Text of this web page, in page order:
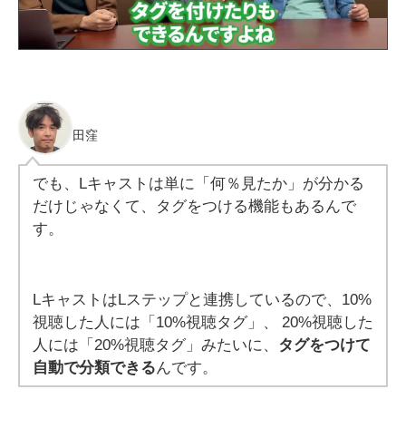
田窪
でも、Lキャストは単に「何％見たか」が分かる
だけじゃなくて、タグをつける機能もあるんで
す。
LキャストはLステップと連携しているので、10%
視聴した人には「10%視聴タグ」、 20%視聴した
人には「20%視聴タグ」みたいに、 タグをつけて
自動で分類できる んです。